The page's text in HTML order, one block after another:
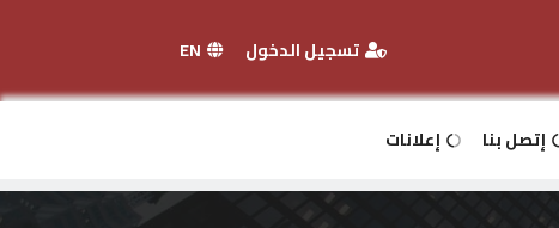
تسجيل الدخول
إتصل بنا إعلانات